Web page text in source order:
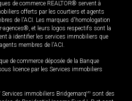
de commerce REALTOR® servent à
offerts par les courtiers et agents
de l'ACI. Les marques d'homologation
agences®, et leurs logos respectifs sont la
à identifier les services immobiliers que
membres de l'ACI.
de commerce déposée de la Banque
licence par les Services immobiliers
immobiliers BridgemarqMD sont des